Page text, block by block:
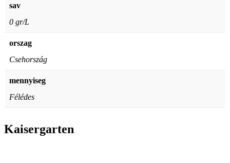
sav
0 gr/L
orszag
Csehország
mennyiseg
Félédes
Kaisergarten